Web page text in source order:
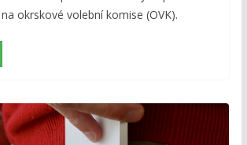
okrskové volební komise (OVK).